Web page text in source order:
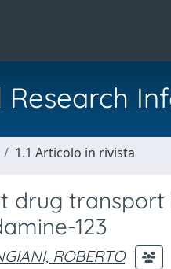
Research
1.1 Articolo in rivista
drug
123
ROBERTO